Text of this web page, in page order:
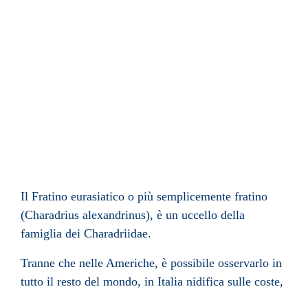
Il Fratino eurasiatico o più semplicemente fratino
(Charadrius alexandrinus), è un uccello della
famiglia dei Charadriidae.
Tranne che nelle Americhe, è possibile osservarlo in
tutto il resto del mondo, in Italia nidifica sulle coste,